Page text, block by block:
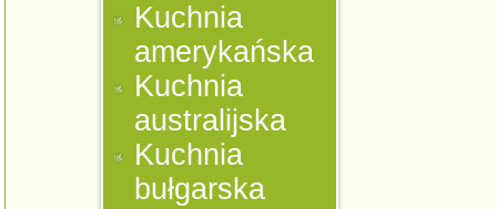
Kuchnia
amerykańska
Kuchnia
australijska
Kuchnia
bułgarska